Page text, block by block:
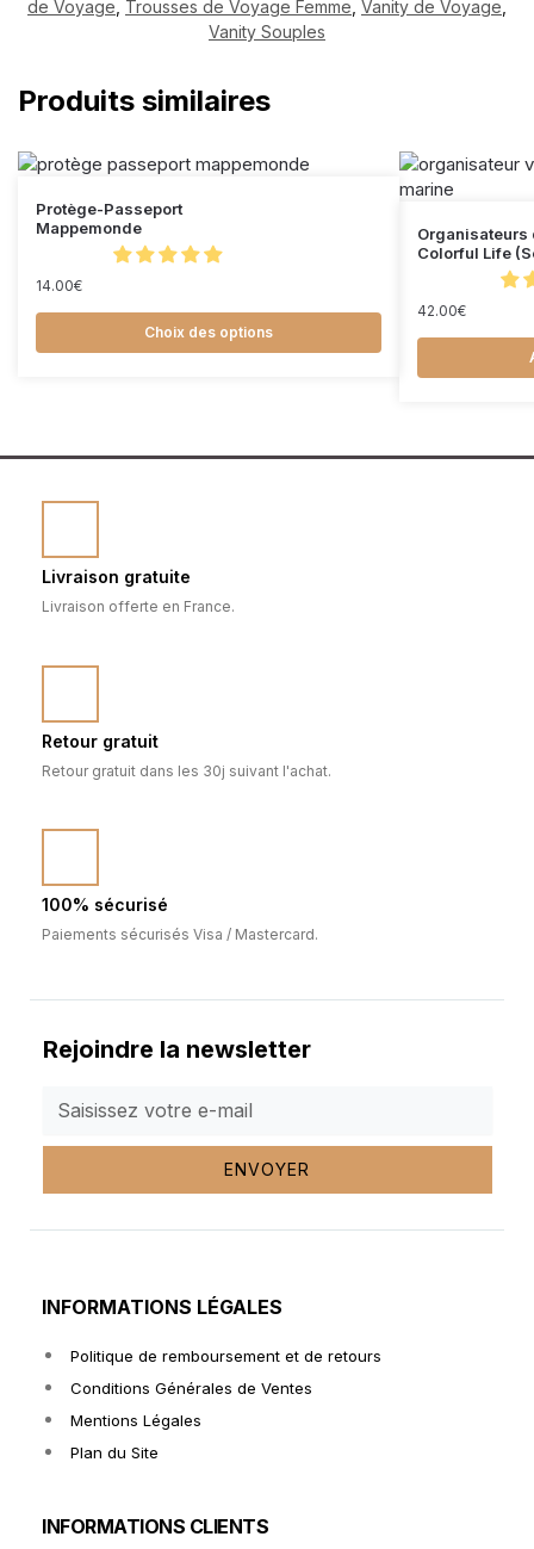
de Voyage, Trousses de Voyage Femme, Vanity de Voyage,
Vanity Souples
Produits similaires
Protège-Passeport
Mappemonde
14.00€
Choix des options
Organisateurs
Colorful Life
42.00€
Livraison gratuite
Livraison offerte en France.
Retour gratuit
Retour gratuit dans les 30j suivant l'achat.
100% sécurisé
Paiements sécurisés Visa / Mastercard.
Rejoindre la newsletter
ENVOYER
INFORMATIONS LÉGALES
Politique de remboursement et de retours
Conditions Générales de Ventes
Mentions Légales
Plan du Site
INFORMATIONS CLIENTS